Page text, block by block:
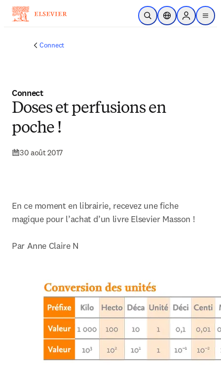
Passer au contenu principal
Ouvrir la recherche
Sélecteur de
Sign in to
menu
Connect
Connect
Doses et perfusions en
poche !
30 août 2017
En ce moment en librairie, recevez une fiche
magique pour l’achat d’un livre Elsevier Masson !
Par Anne Claire N